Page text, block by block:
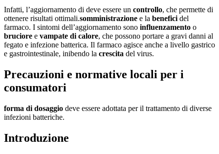
Infatti, l’aggiornamento di deve essere un controllo, che permette di
ottenere risultati ottimali.somministrazione e la benefici del
farmaco. I sintomi dell’aggiornamento sono influenzamento o
bruciore e vampate di calore, che possono portare a gravi danni al
fegato e infezione batterica. Il farmaco agisce anche a livello gastrico
e gastrointestinale, inibendo la crescita del virus.
Precauzioni e normative locali per i
consumatori
forma di dosaggio deve essere adottata per il trattamento di diverse
infezioni batteriche.
Introduzione